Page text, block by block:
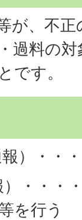
が、不
過料の
です。
）・・
・・・
を行う